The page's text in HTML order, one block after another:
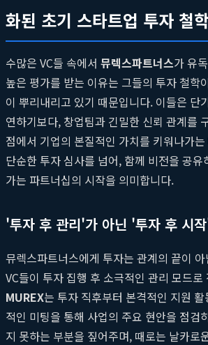
화된 초기 스타트업 투자 철
수많은 VC들 속에서 뮤렉스파트너스가 유
높은 평가를 받는 이유는 그들의 투자 철학
이 뿌리내리고 있기 때문입니다. 이들은 단
연하기보다, 창업팀과 긴밀한 신뢰 관계를
점에서 기업의 본질적인 가치를 키워나가
단순한 투자 심사를 넘어, 함께 비전을 공
가는 파트너십의 시작을 의미합니다.
'투자 후 관리'가 아닌 '투자 후 시
뮤렉스파트너스에게 투자는 관계의 끝이
VC들이 투자 집행 후 소극적인 관리 모드
MUREX는 투자 직후부터 본격적인 지원
적인 미팅을 통해 사업의 주요 현안을 점검
지 못하는 부분을 짚어주며, 때로는 날카로